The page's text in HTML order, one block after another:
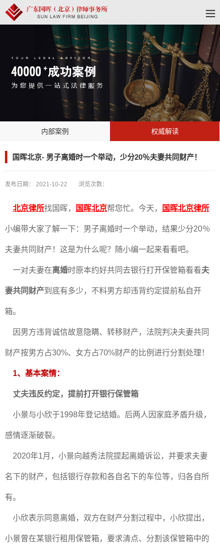
内部案例 权威解读
国晖北京- 男子离婚时一个举动，少分20％夫妻共同财产！
发布日期： 2021-10-22 浏览次数：
北京律所找国晖， 国晖北京帮您忙。今天， 国晖北京律所
小编带大家了解一下：男子离婚时一个举动，结果少分20％
夫妻共同财产！这是为什么呢？随小编一起来看看吧。
一对夫妻在离婚时原本约好共同去银行打开保管箱看看夫
妻共同财产到底有多少，不料男方却违背约定提前私自开
箱。
因男方违背诚信故意隐瞒、转移财产，法院判决夫妻共同
财产按男方占30%、女方占70%财产的比例进行分割处理！
1、基本案情：
丈夫违反约定，提前打开银行保管箱
小景与小欣于1998年登记结婚。后两人因家庭矛盾升级，
感情逐渐破裂。
2020年1月，小景向越秀法院提起离婚诉讼，并要求夫妻
名下的财产，包括银行存款和各自名下的车位等，归各自所
有。
小欣表示同意离婚，双方在财产分割过程中，小欣提出，
小景曾在某银行租用保管箱，要求清点、分割该保管箱中的